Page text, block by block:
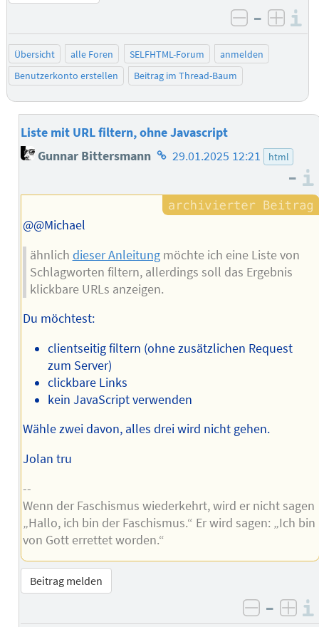
negativ
–
Übersicht alle Foren SELFHTML-Forum
anmelden
Benutzerkonto erstellen
Beitrag im Thread-Baum
Liste mit URL filtern, ohne Javascript
Gunnar Bittersmann Homepage
Autors
29.01.2025 12:21 html
–
@@Michael
ähnlich dieser Anleitungmöchte ich eine Liste von
Schlagworten filtern, allerdings soll das Ergebnis
klickbare URLs anzeigen.
Du möchtest:
clientseitig filtern (ohne zusätzlichen Request
zum Server)
clickbare Links
kein JavaScript verwenden
Wähle zwei davon, alles drei wird nicht gehen.
Jolan tru
--
Wenn der Faschismus wiederkehrt, wird er nicht sagen
„Hallo, ich bin der Faschismus.“ Er wird sagen: „Ich bin
von Gott errettet worden.“
Beitrag melden
negativ
–